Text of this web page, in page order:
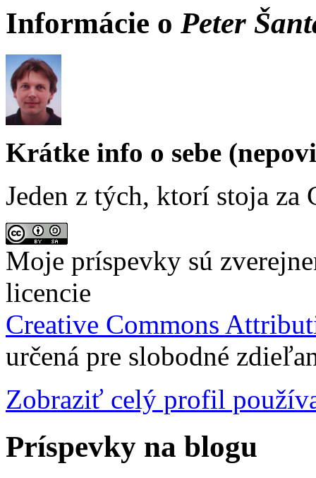
Informácie o Peter
Krátke info o sebe
Jeden z tých, ktorí stoja za
Moje príspevky sú
licencie
Creative Commons
určená pre slobodné
Zobraziť celý profil
Príspevky na blogu